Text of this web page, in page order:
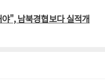
", 남북경협보다 실적개